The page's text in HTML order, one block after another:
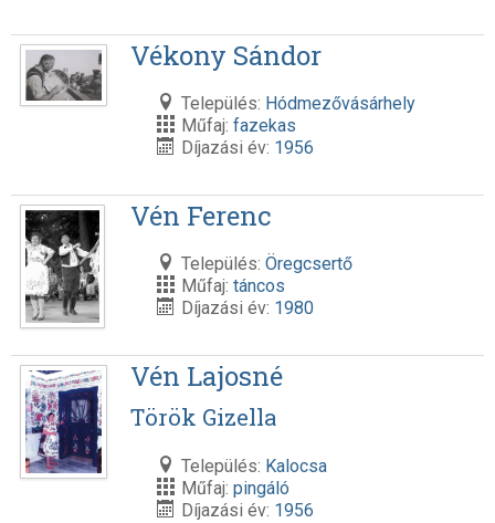
Vékony Sándor
Település: Hódmezővásárhely
Műfaj: fazekas
Díjazási év: 1956
Vén Ferenc
Település: Öregcsertő
Műfaj: táncos
Díjazási év: 1980
Vén Lajosné
Török Gizella
Település: Kalocsa
Műfaj: pingáló
Díjazási év: 1956